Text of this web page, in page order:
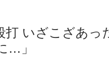
打 いざこざあ
…」